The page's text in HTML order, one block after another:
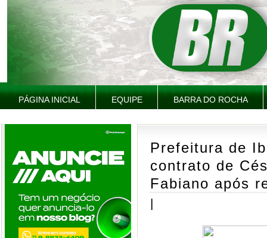
PÁGINA INICIAL EQUIPE BARRA DO ROCHA
Prefeitura de
contrato de
Fabiano após
|